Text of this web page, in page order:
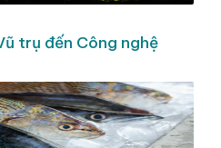
trụ đến Công nghệ